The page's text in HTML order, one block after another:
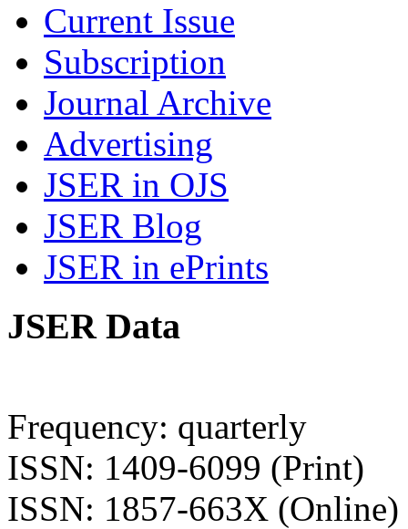
Current Issue
Subscription
Journal Archive
Advertising
JSER in OJS
JSER Blog
JSER in ePrints
JSER Data
Frequency: quarterly
ISSN: 1409-6099 (Print)
ISSN: 1857-663X (Online)